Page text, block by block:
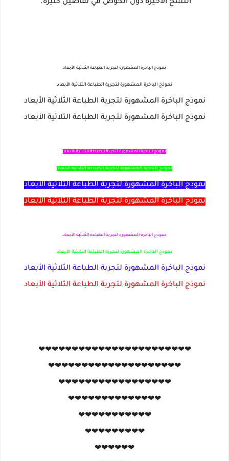
النسخ الأخيرة دون الخوض في تفاصيل كثيرة.
نموذج الباخرة المشهورة لتجربة الطباعة الثلاثية الأبعاد
نموذج الباخرة المشهورة لتجربة الطباعة الثلاثية الأبعاد
نموذج الباخرة المشهورة لتجربة الطباعة الثلاثية الأبعاد
نموذج الباخرة المشهورة لتجربة الطباعة الثلاثية الأبعاد
نموذج الباخرة المشهورة لتجربة الطباعة الثلاثية الأبعاد
نموذج الباخرة المشهورة لتجربة الطباعة الثلاثية الأبعاد
نموذج الباخرة المشهورة لتجربة الطباعة الثلاثية الأبعاد
نموذج الباخرة المشهورة لتجربة الطباعة الثلاثية الأبعاد
نموذج الباخرة المشهورة لتجربة الطباعة الثلاثية الأبعاد
نموذج الباخرة المشهورة لتجربة الطباعة الثلاثية الأبعاد
نموذج الباخرة المشهورة لتجربة الطباعة الثلاثية الأبعاد
نموذج الباخرة المشهورة لتجربة الطباعة الثلاثية الأبعاد
❤❤❤❤❤❤❤❤❤❤❤❤❤❤❤❤❤❤❤❤❤❤❤
❤❤❤❤❤❤❤❤❤❤❤❤❤❤❤❤❤❤❤❤
❤❤❤❤❤❤❤❤❤❤❤❤❤❤❤❤❤
❤❤❤❤❤❤❤❤❤❤❤❤❤❤
❤❤❤❤❤❤❤❤❤❤❤
❤❤❤❤❤❤❤❤❤
❤❤❤❤❤❤